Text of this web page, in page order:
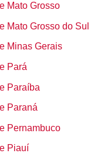
Mato Grosso
Mato Grosso do Sul
Minas Gerais
Pará
Paraíba
Paraná
Pernambuco
Piauí